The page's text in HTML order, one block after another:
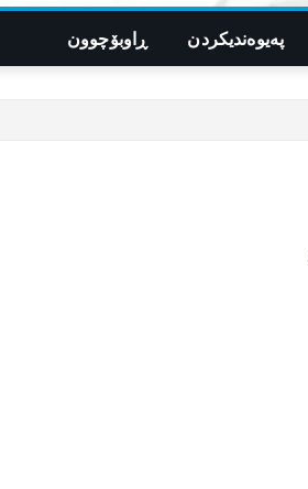
پەیوەندیکردن ڕاوبۆچوون